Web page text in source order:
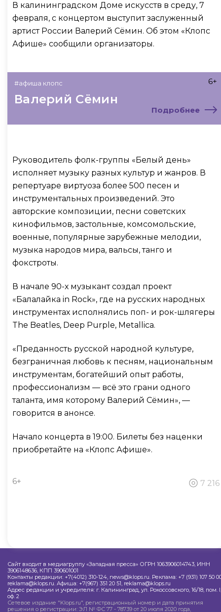
В калининградском Доме искусств в среду, 7
февраля, с концертом выступит заслуженный
артист России Валерий Сёмин. Об этом «Клопс
Афише» сообщили организаторы.
6+
#афиша клопс
Подробнее
Валерий Сёмин
Руководитель фолк-группы «Белый день»
исполняет музыку разных культур и жанров. В
репертуаре виртуоза более 500 песен и
инструментальных произведений. Это
авторские композиции, песни советских
кинофильмов, застольные, комсомольские,
военные, популярные зарубежные мелодии,
музыка народов мира, вальсы, танго и
фокстроты.
В начале 90-х музыкант создал проект
«Балалайка in Rock», где на русских народных
инструментах исполнялись поп- и рок-шлягеры
The Beatles, Deep Purple, Metallica.
«Преданность русской народной культуре,
безграничная любовь к песням, национальным
инструментам, богатейший опыт работы,
профессионализм — всё это грани одного
таланта, имя которому Валерий Сёмин», —
говорится в анонсе.
Начало концерта в 19:00. Билеты без наценки
приобретайте на «Клопс Афише».
6+ 7 216
Сайт входит в медиагруппу «Западная пресса» ОГРН 1063906014743, ИНН
3906148636, КПП 390601001
Контакты редакции: +7(4012) 310-124, news@klops.ru. Реклама: +7 (931) 107 50
reklama@klops.ru. Афиша: +7(967) 351 20 51, reklama@klops.ru
Адрес редакции и учредителя: г. Калининград, ул. Рокоссовского, 16/18, пом. I,
оф. 2
Сетевое издание "Klops.ru", регистрационный номер и дата принятия
решения о регистрации: ЭЛ № ФС 77 - 78739 от 20 июля 2020 года,